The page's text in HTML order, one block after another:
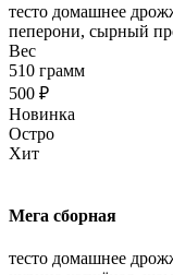
тесто домашнее
пеперони, сырный
Вес
510 грамм
500 ₽
Новинка
Остро
Хит
Мега сборная
тесто домашнее